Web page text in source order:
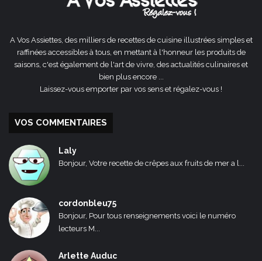
A Vos Assiettes, des milliers de recettes de cuisine illustrées simples et
raffinées accessibles à tous, en mettant à l'honneur les produits de
saisons, c'est également de l'art de vivre, des actualités culinaires et
bien plus encore ...
Laissez-vous emporter par vos sens et régalez-vous !
VOS COMMENTAIRES
Laly
Bonjour, Votre recette de crêpes aux fruits de mer a l...
cordonbleu75
Bonjour, Pour tous renseignements voici le numéro
lecteurs M...
Arlette Auduc